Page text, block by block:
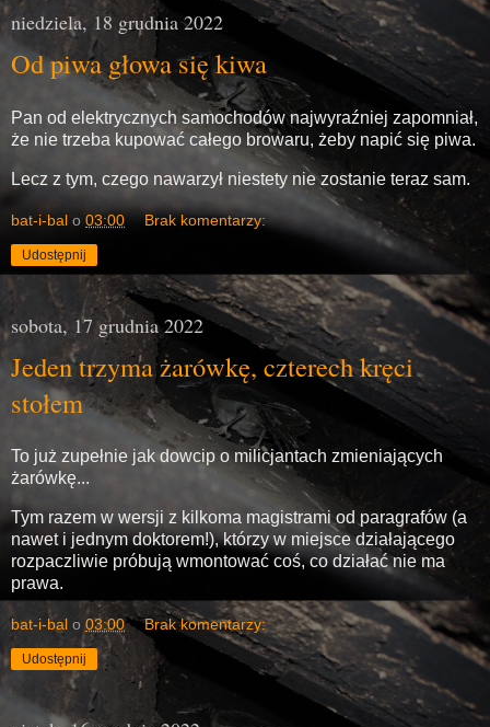
niedziela, 18 grudnia 2022
Od piwa głowa się kiwa
Pan od elektrycznych samochodów najwyraźniej zapomniał,
że nie trzeba kupować całego browaru, żeby napić się piwa.
Lecz z tym, czego nawarzył niestety nie zostanie teraz sam.
bat-i-bal o 03:00 Brak komentarzy:
Udostępnij
sobota, 17 grudnia 2022
Jeden trzyma żarówkę, czterech kręci
stołem
To już zupełnie jak dowcip o milicjantach zmieniających
żarówkę...
Tym razem w wersji z kilkoma magistrami od paragrafów (a
nawet i jednym doktorem!), którzy w miejsce działającego
rozpaczliwie próbują wmontować coś, co działać nie ma
prawa.
bat-i-bal o 03:00 Brak komentarzy:
Udostępnij